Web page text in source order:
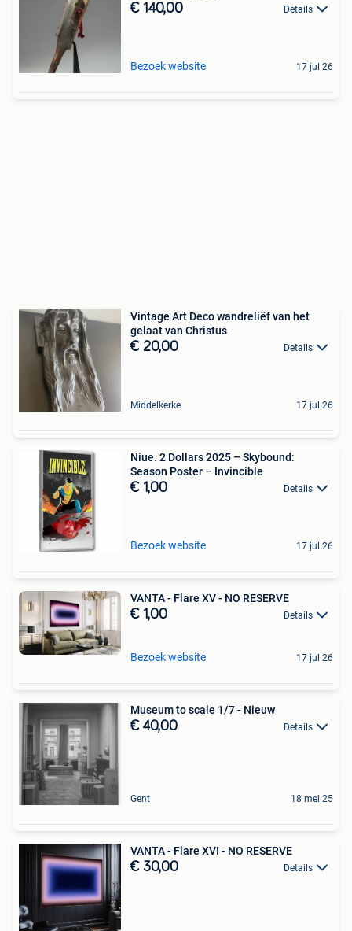
€ 140,00 Details
Bezoek website 17 jul 26
Vintage Art Deco wandreliëf van het
gelaat van Christus
€ 20,00 Details
Middelkerke 17 jul 26
Niue. 2 Dollars 2025 – Skybound:
Season Poster – Invincible
€ 1,00 Details
Bezoek website 17 jul 26
VANTA - Flare XV - NO RESERVE
€ 1,00 Details
Bezoek website 17 jul 26
Museum to scale 1/7 - Nieuw
€ 40,00 Details
Gent 18 mei 25
VANTA - Flare XVI - NO RESERVE
€ 30,00 Details